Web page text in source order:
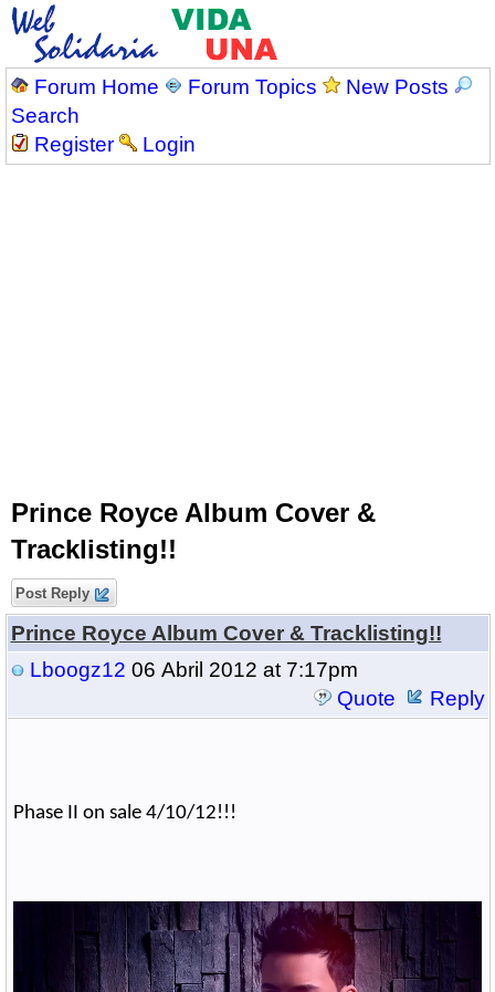
Forum Home Forum Topics
New Posts
Search
Register
Login
Prince Royce Album Cover &
Tracklisting!!
Post Reply
Prince Royce Album Cover & Tracklisting!!
Lboogz12 06 Abril 2012 at 7:17pm
Quote
Reply
Phase II on sale 4/10/12!!!